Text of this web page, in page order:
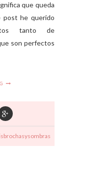
que queda
post he querido
tanto de
son perfectos